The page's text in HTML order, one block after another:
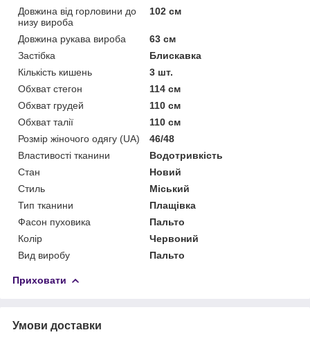
Довжина від горловини до
низу вироба
102 см
Довжина рукава вироба
63 см
Застібка
Блискавка
Кількість кишень
3 шт.
Обхват стегон
114 см
Обхват грудей
110 см
Обхват талії
110 см
Розмір жіночого одягу (UA)
46/48
Властивості тканини
Водотривкість
Стан
Новий
Стиль
Міський
Тип тканини
Плащівка
Фасон пуховика
Пальто
Колір
Червоний
Вид виробу
Пальто
Приховати
Умови доставки